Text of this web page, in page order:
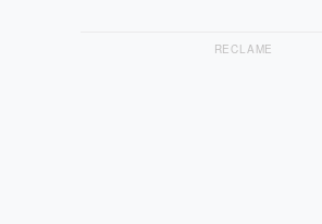
RECLAME